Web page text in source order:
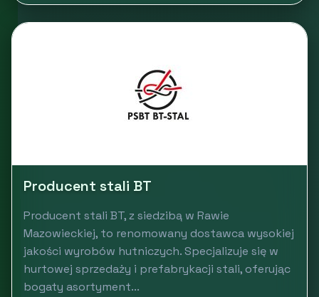
Producent stali BT
Producent stali BT, z siedzibą w Rawie
Mazowieckiej, to renomowany dostawca wysokiej
jakości wyrobów hutniczych. Specjalizuje się w
hurtowej sprzedaży i prefabrykacji stali, oferując
bogaty asortyment...